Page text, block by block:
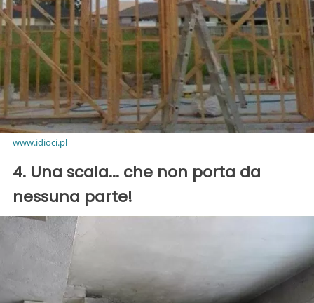
www.idioci.pl
4. Una scala... che non porta da
nessuna parte!